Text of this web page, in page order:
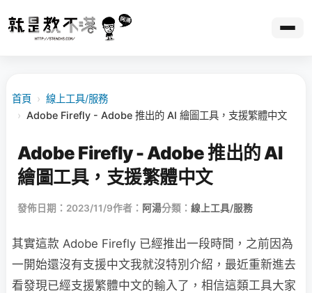
首頁 › 線上工具/服務
› Adobe Firefly - Adobe 推出的 AI 繪圖工具，支援繁體中文
Adobe Firefly - Adobe 推出的 AI
繪圖工具，支援繁體中文
發佈日期：2023/11/9作者： 阿湯分類： 線上工具/服務
其實這款 Adobe Firefly 已經推出一段時間，之前因為
一開始還沒有支援中文我就沒特別介紹，最近重新進去
看發現已經支援繁體中文的輸入了，相信這類工具大家